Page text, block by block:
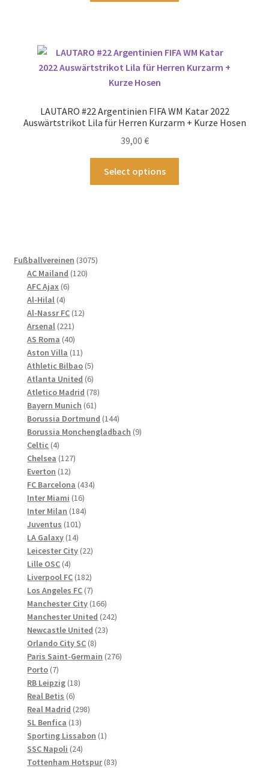
auf.
Die
auf
gewählt
LAUTARO #22 Argentinien FIFA WM Katar 2022
Auswärtstrikot Lila für Herren Kurzarm + Kurze Hosen
39,00 €
Select options
Fußballvereinen 30753075
AC Mailand 120120
AFC Ajax 66
Al-Hilal 44
Produkte
Al-Nassr FC 1212
Arsenal 221221
Produkte
AS Roma 4040
Produkte
Aston Villa 1111
Produkte
Athletic Bilbao 55
Produkte
Atlanta United 66
Produkte
Atletico Madrid 7878
Bayern Munich 6161
Produkte
Borussia Dortmund 144144
Produkte
Borussia Monchengladbach 99
Celtic 44
Produkte
Chelsea 127127
Everton 1212
Produkte
FC Barcelona 434434
Inter Miami 1616
Produkte
Inter Milan 184184
Juventus 101101
LA Galaxy 1414
Produkte
Leicester City 2222
Lille OSC 44
Produkte
Liverpool FC 182182
Produkte
Los Angeles FC 77
Produkte
Manchester City 166166
Produkte
Manchester United 242242
Newcastle United 2323
Orlando City SC 88
Produkte
Paris Saint-Germain 276276
Porto 77
Produkte
RB Leipzig 1818
Real Betis 66
Produkte
Real Madrid 298298
SL Benfica 1313
Produkte
Sporting Lissabon 11
SSC Napoli 2424
Produkte
Tottenham Hotspur 8383